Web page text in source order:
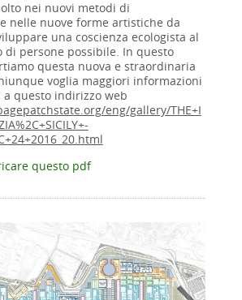
nei nuovi metodi di
nelle nuove forme artistiche da
una coscienza ecologista al
di persone possibile. In questo
questa nuova e straordinaria
voglia maggiori informazioni
questo indirizzo web
eng/gallery/THE+I
questo pdf